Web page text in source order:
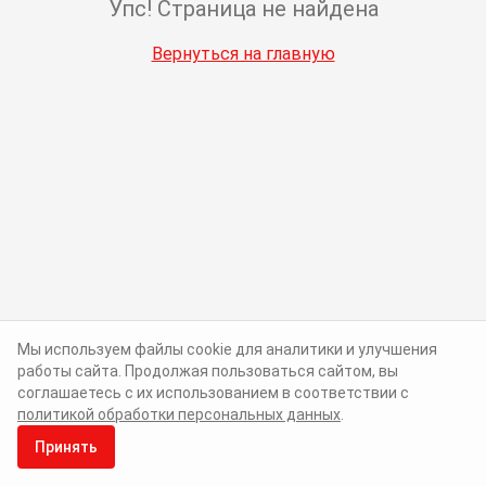
Упс! Страница не найдена
Вернуться на главную
Мы используем файлы cookie для аналитики и улучшения
работы сайта. Продолжая пользоваться сайтом, вы
соглашаетесь с их использованием в соответствии с
политикой обработки персональных данных
Принять